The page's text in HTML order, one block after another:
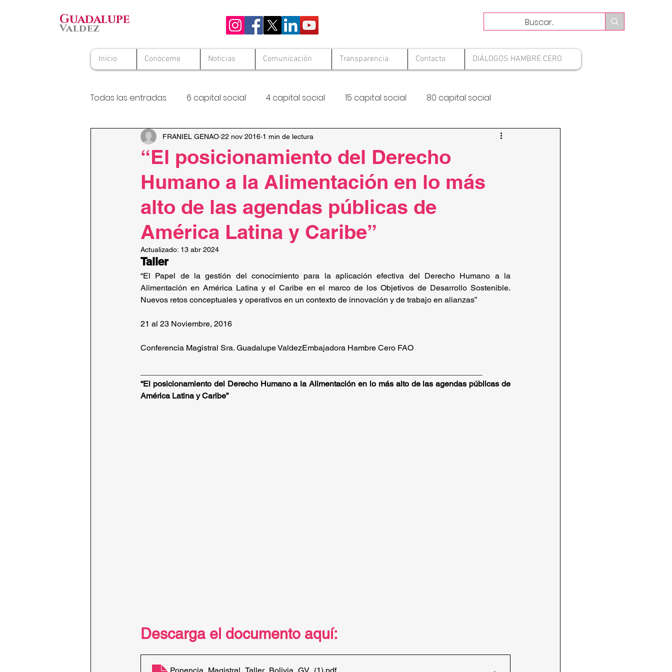
Guadalupe
Valdez
Inicio Conóceme Noticias Comunicación Transparencia Contacto DIÁLOGOS HAMBRE CERO
Todas las entradas 6 capital social 4 capital social 15 capital social 80 capital social
Premio Nacional al Voluntario Solid Hambre Cero
“El posicionamiento del Derecho
Humano a la Alimentación en lo más
alto de las agendas públicas de
América Latina y Caribe”
FRANIEL GENAO 22 nov 2016 1 min de lectura
Actualizado: 13 abr 2024
Taller
“El Papel de la gestión del conocimiento para la aplicación efectiva del Derecho Humano a la
Alimentación en América Latina y el Caribe en el marco de los Objetivos de Desarrollo Sostenible.
Nuevos retos conceptuales y operativos en un contexto de innovación y de trabajo en alianzas”
21 al 23 Noviembre, 2016
Conferencia Magistral Sra. Guadalupe ValdezEmbajadora Hambre Cero FAO
“El posicionamiento del Derecho Humano a la Alimentación en lo más alto de las agendas públicas de
América Latina y Caribe”
Descarga el documento aquí: